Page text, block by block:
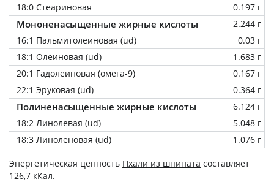
18:0 Стеариновая
0.197 г
Мононенасыщенные жирные кислоты
2.244 г
16:1 Пальмитолеиновая (ud)
0.03 г
18:1 Олеиновая (ud)
1.683 г
20:1 Гадолеиновая (омега-9)
0.167 г
22:1 Эруковая (ud)
0.364 г
Полиненасыщенные жирные кислоты
6.124 г
18:2 Линолевая (ud)
5.048 г
18:3 Линоленовая (ud)
1.076 г
Энергетическая ценность Пхали из шпината составляет
126,7 кКал.